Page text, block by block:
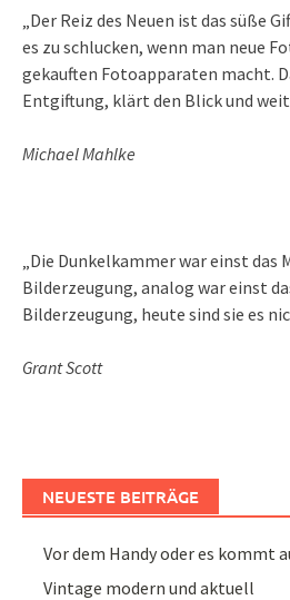
„Der Reiz des Neuen ist das süße
es zu schlucken, wenn man neue
gekauften Fotoapparaten macht.
Entgiftung, klärt den Blick und
Michael Mahlke
„Die Dunkelkammer war einst das
Bilderzeugung, analog war einst
Bilderzeugung, heute sind sie es
Grant Scott
NEUESTE BEITRÄGE
Vor dem Handy oder es kommt
Vintage modern und aktuell